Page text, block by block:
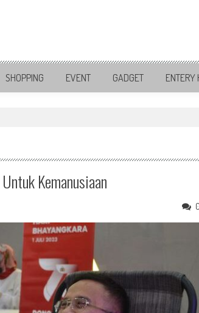
SHOPPING EVENT GADGET ENTERY
Kemanusiaan